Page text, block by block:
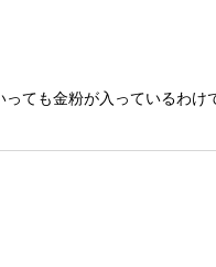
ても金粉が入っているわ